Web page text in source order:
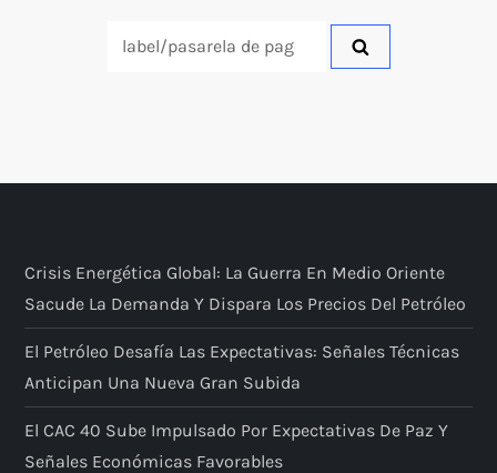
Search
Crisis Energética Global: La Guerra En Medio Oriente
Sacude La Demanda Y Dispara Los Precios Del Petróleo
El Petróleo Desafía Las Expectativas: Señales Técnicas
Anticipan Una Nueva Gran Subida
El CAC 40 Sube Impulsado Por Expectativas De Paz Y
Señales Económicas Favorables